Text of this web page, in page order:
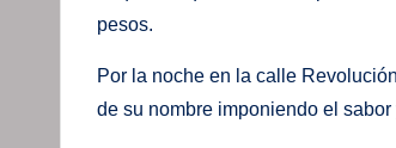
pesos.
Por la noche en la calle
de su nombre imponiendo el